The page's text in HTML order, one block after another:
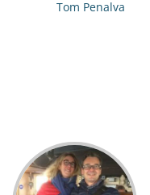
Tom Penalva